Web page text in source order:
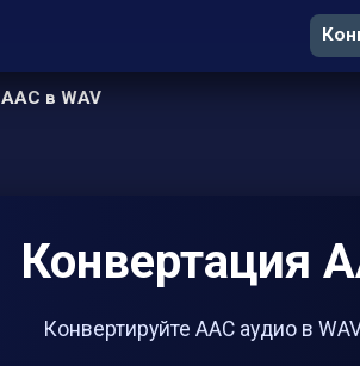
AAC в WAV
Конвертация
Конвертируйте AAC аудио в